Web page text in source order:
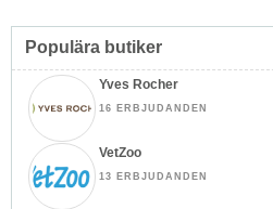
Populära butiker
Yves Rocher
16 ERBJUDANDEN
VetZoo
13 ERBJUDANDEN